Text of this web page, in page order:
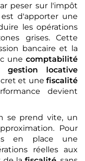
peser sur l'impôt
d'apporter une
les opérations
grises. Cette
bancaire et la
une comptabilité
gestion locative
et unefiscalité
devient
se prend vite, un
Pour
en place une
réelles aux